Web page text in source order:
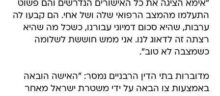
"אימא הציגה את כל האישורים הנדרשים והם פשוט
התעלמו מהמצב הרפואי שלה ושל אחי. הם קבעו לה
ערבות, שהיא סכום דמיוני עבורנו, כשכל מה שהיא
רצתה זה לדאוג לנו. אני ממש חוששת לשלומה
כשמצבה לא טוב".
מדוברות בתי הדין הרבניים נמסר: "האישה הובאה
באמצעות צו הבאה על ידי משטרת ישראל מאחר